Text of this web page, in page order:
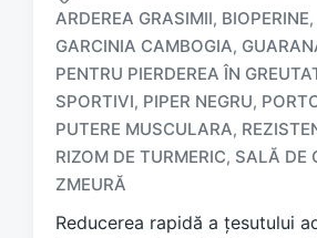
T
a
g
e
d
ARDEREA GRASIMII, BIOPERINE,
GARCINIA CAMBOGIA,
PENTRU PIERDEREA ÎN
SPORTIVI, PIPER NEGRU,
PUTERE MUSCULARA,
RIZOM DE TURMERIC, SALĂ DE
ZMEURĂ
Reducerea rapidă a țesutului